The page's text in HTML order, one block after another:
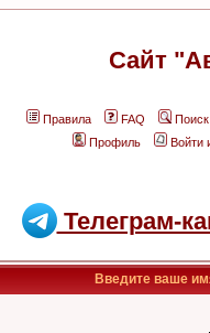
Сайт
Правила FAQ
Поиск
Профиль
Войти
Телеграм-
Введите ваше